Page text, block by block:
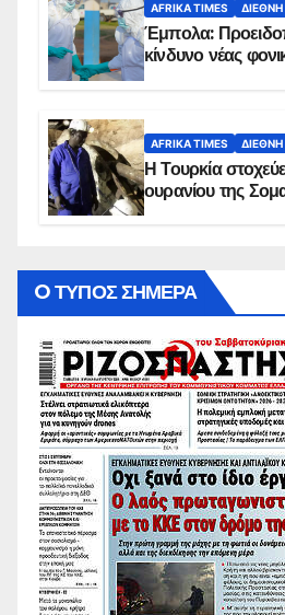
AFRIKA TIMES ΔΙΕΘΝΉ
Έμπολα:
κίνδυνο νέας
AFRIKA TIMES ΔΙΕΘΝΉ
Η Τουρκία
ουρανίου της
O ΤΥΠΟΣ ΣΗΜΕΡΑ